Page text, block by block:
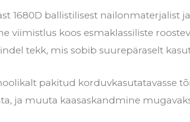
1680D ballistilisest nailonmaterjalist
viimistlus koos esmaklassiliste
tekk, mis sobib suurepäraselt
pakitud korduvkasutatavasse
ja muuta kaasaskandmine